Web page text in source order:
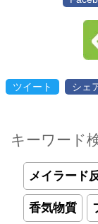
ツイート シェ
キーワード
メイラード
香気物質